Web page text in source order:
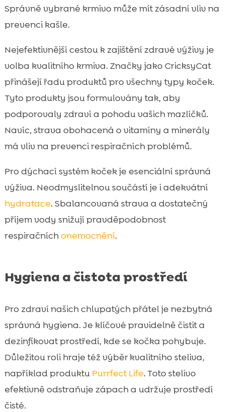
Správně vybrané krmivo může mít zásadní vliv na
prevenci kašle.
Nejefektivnější cestou k zajištění zdravé výživy je
volba kvalitního krmiva. Značky jako CricksyCat
přinášejí řadu produktů pro všechny typy koček.
Tyto produkty jsou formulovány tak, aby
podporovaly zdraví a pohodu vašich mazlíčků.
Navíc, strava obohacená o vitamíny a minerály
má vliv na prevenci respiračních problémů.
Pro dýchací systém koček je esenciální správná
výživa. Neodmyslitelnou součástí je i adekvátní
hydratace. Sbalancovaná strava a dostatečný
příjem vody snižují pravděpodobnost
respiračníchonemocnění.
Hygiena a čistota prostředí
Pro zdraví našich chlupatých přátel je nezbytná
správná hygiena. Je klíčové pravidelně čistit a
dezinfikovat prostředí, kde se kočka pohybuje.
Důležitou roli hraje též výběr kvalitního steliva,
například produktu Purrfect Life. Toto stelivo
efektivně odstraňuje zápach a udržuje prostředí
čisté.